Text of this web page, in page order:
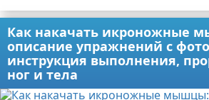
Как накачать икроножные
описание упражнений с
инструкция выполнения,
ног и тела